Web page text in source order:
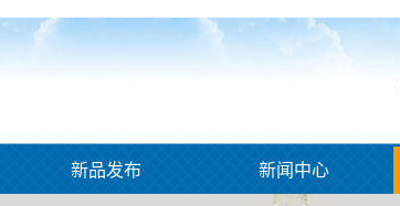
新品发布 新闻中心